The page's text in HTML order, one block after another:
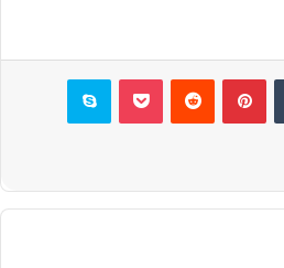
بينتيريست بوكيت سكايب